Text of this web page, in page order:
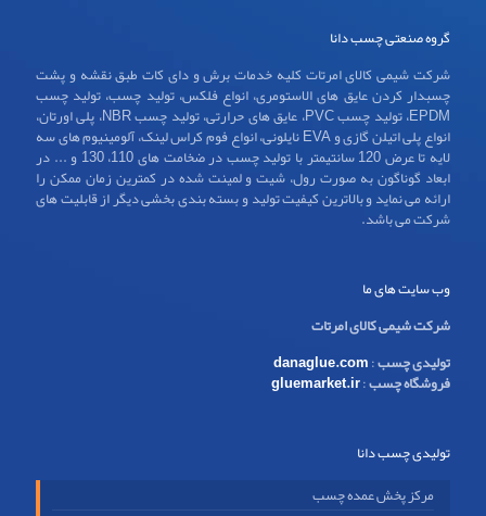
گروه صنعتی چسب دانا
شرکت شیمی کالای امرتات کلیه خدمات برش و دای کات طبق نقشه و پشت
چسبدار کردن عایق های الاستومری، انواع فلکس، تولید چسب، تولید چسب
EPDM، تولید چسب PVC، عایق های حرارتی، تولید چسب NBR، پلی اورتان،
انواع پلی اتیلن گازی و EVA نایلونی، انواع فوم کراس لینک، آلومینیوم های سه
لایه تا عرض 120 سانتیمتر با تولید چسب در ضخامت های 110، 130 و ... در
ابعاد گوناگون به صورت رول، شیت و لمینت شده در کمترین زمان ممکن را
ارائه می نماید و بالاترین کیفیت تولید و بسته بندی بخشی دیگر از قابلیت های
شرکت می باشد.
وب سایت های ما
شرکت شیمی کالای امرتات
تولیدی چسب:
danaglue.com
فروشگاه چسب:
gluemarket.ir
تولیدی چسب دانا
مرکز پخش عمده چسب